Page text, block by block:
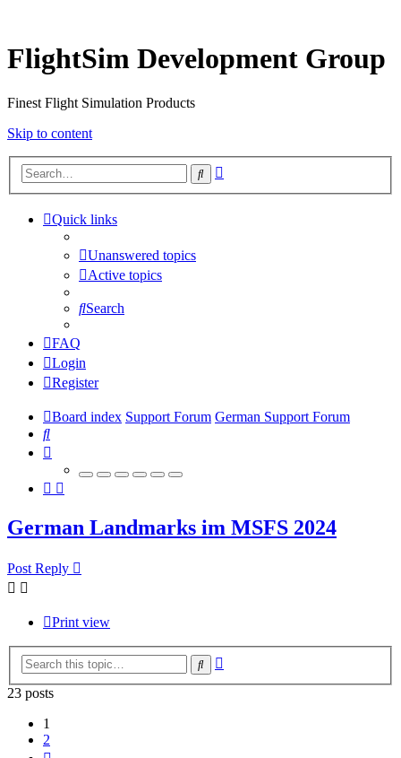
FlightSim Development Group
Finest Flight Simulation Products
Skip to content
Search
Quick links
Unanswered topics
Active topics
Search
FAQ
Login
Register
Board index Support Forum German Support Forum
Search
German Landmarks im MSFS 2024
Post Reply
Print view
Search
23 posts
1
2